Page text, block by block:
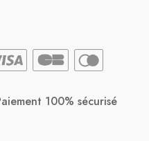
100% sécurisé